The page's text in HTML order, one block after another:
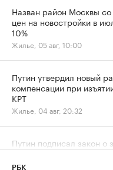
Назван район Москвы
цен на новостройки в
10%
Жилье, 05 авг, 10:00
Путин утвердил новый
компенсации при
КРТ
Жилье, 04 авг, 20:32
Путин подписал закон о
жилищных прав семей
военнослужащих
РБК